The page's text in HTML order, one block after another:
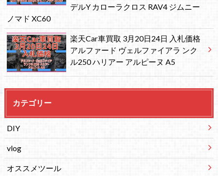
デルY カローラクロス RAV4 ジムニー
ノマド XC60
楽天Car車買取 3月20日24日 入札価格
アルファード ヴェルファイアラ ンク
ル250 ハリアー アルピーヌ A5
カテゴリー
DIY
vlog
オススメツール